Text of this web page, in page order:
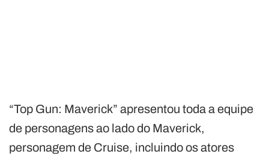
“Top Gun: Maverick” apresentou toda a equipe
de personagens ao lado do Maverick,
personagem de Cruise, incluindo os atores